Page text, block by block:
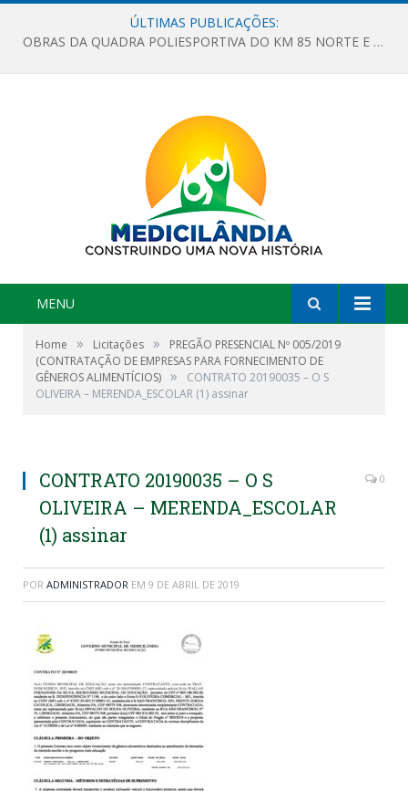
ÚLTIMAS PUBLICAÇÕES:
OBRAS DA QUADRA POLIESPORTIVA DO KM 85 NORTE E DA ESCOLA GASPAR VIANA AVANÇAM
MENU
Home » Licitações »
PREGÃO PRESENCIAL Nº 005/2019
(CONTRATAÇÃO DE EMPRESAS PARA FORNECIMENTO DE
GÊNEROS ALIMENTÍCIOS) »
CONTRATO 20190035 – O S
OLIVEIRA – MERENDA_ESCOLAR (1) assinar
CONTRATO 20190035 – O S
OLIVEIRA – MERENDA_ESCOLAR
(1) assinar
0
POR ADMINISTRADOR EM 9 DE ABRIL DE 2019